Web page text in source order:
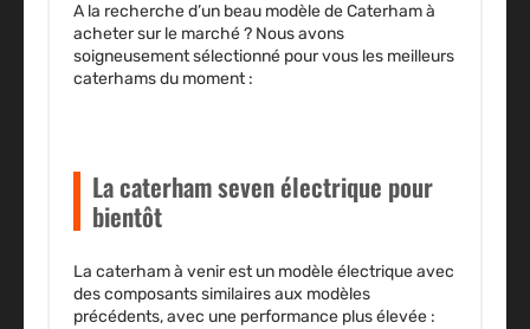
A la recherche d’un beau modèle de Caterham à
acheter sur le marché ? Nous avons
soigneusement sélectionné pour vous les meilleurs
caterhams du moment :
La caterham seven électrique pour
bientôt
La caterham à venir est un modèle électriqueavec
des composants similaires aux modèles
précédents, avec une performance plus élevée :